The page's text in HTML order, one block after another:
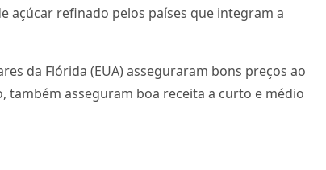
açúcar refinado pelos países que integram a
da Flórida (EUA) asseguraram bons preços ao
asseguram boa receita a curto e médio